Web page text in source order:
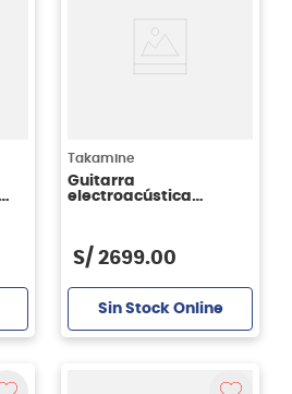
Takamine
Guitarra
electroacústica
S/ 2699.00
Sin Stock Online